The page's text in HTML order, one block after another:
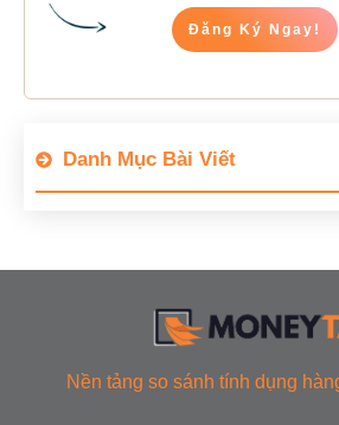
Đăng Ký Ngay!
Danh Mục Bài Viết
Nền tảng so sánh tính dụng